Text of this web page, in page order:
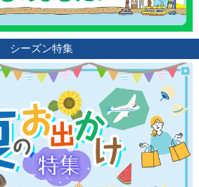
シーズン特集